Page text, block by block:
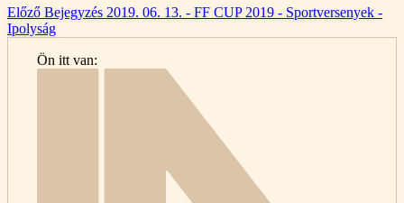
Előző Bejegyzés 2019. 06. 13. - FF CUP 2019 - Sportversenyek -
Ipolyság
Ön itt van: